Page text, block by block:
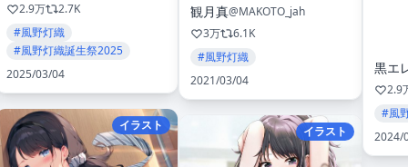
2.9万
2.7K
#風野灯織
#風野灯織誕生祭2025
2025/03/04
イラスト
観月真@MAKOTO_jah
3万
6.1K
#風野灯織
2021/03/04
イラスト
2.9
#風
2024/